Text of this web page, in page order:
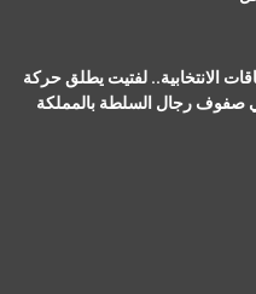
الانتخابية.. لفتيت يطلق حركة
صفوف رجال السلطة بالمملكة